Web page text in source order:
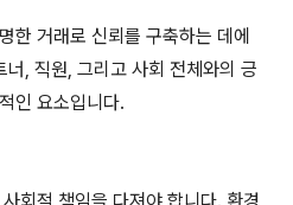
한 거래로 신뢰를 구축하는 데에
, 직원, 그리고 사회 전체와의 긍
인 요소입니다.